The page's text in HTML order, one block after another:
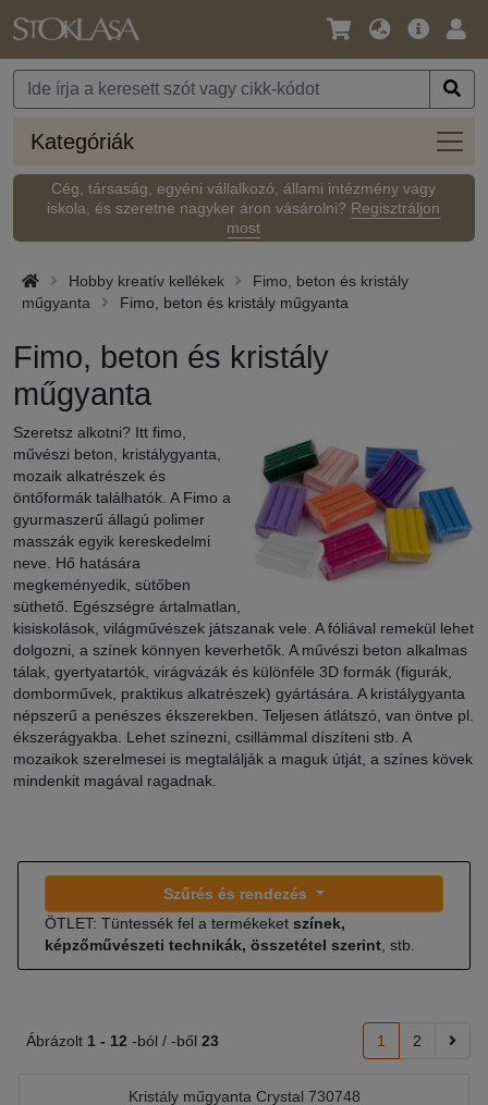
Nyelv
Pénznem
Fő
Kategóriák
Cég, társaság, egyéni vállalkozó, állami intézmény vagy
iskola, és szeretne nagyker áron vásárolni? Regisztráljon
most
Hobby kreatív kellékek
Fimo, beton és kristály
műgyanta
Fimo, beton és kristály műgyanta
Fimo, beton és kristály
műgyanta
Szeretsz alkotni? Itt fimo,
művészi beton, kristálygyanta,
mozaik alkatrészek és
öntőformák találhatók. A Fimo a
gyurmaszerű állagú polimer
masszák egyik kereskedelmi
neve. Hő hatására
megkeményedik, sütőben
süthető. Egészségre ártalmatlan,
kisiskolások, világművészek játszanak vele. A fóliával remekül lehet
dolgozni, a színek könnyen keverhetők. A művészi beton alkalmas
tálak, gyertyatartók, virágvázák és különféle 3D formák (figurák,
domborművek, praktikus alkatrészek) gyártására. A kristálygyanta
népszerű a penészes ékszerekben. Teljesen átlátszó, van öntve pl.
ékszerágyakba. Lehet színezni, csillámmal díszíteni stb. A
mozaikok szerelmesei is megtalálják a maguk útját, a színes kövek
mindenkit magával ragadnak.
Szűrés és rendezés
ÖTLET: Tüntessék fel a termékeket színek,
képzőművészeti technikák, összetétel szerint , stb.
Ábrázolt 1 - 12 -ból / -ből 23 1 2
Kristály műgyanta Crystal 730748